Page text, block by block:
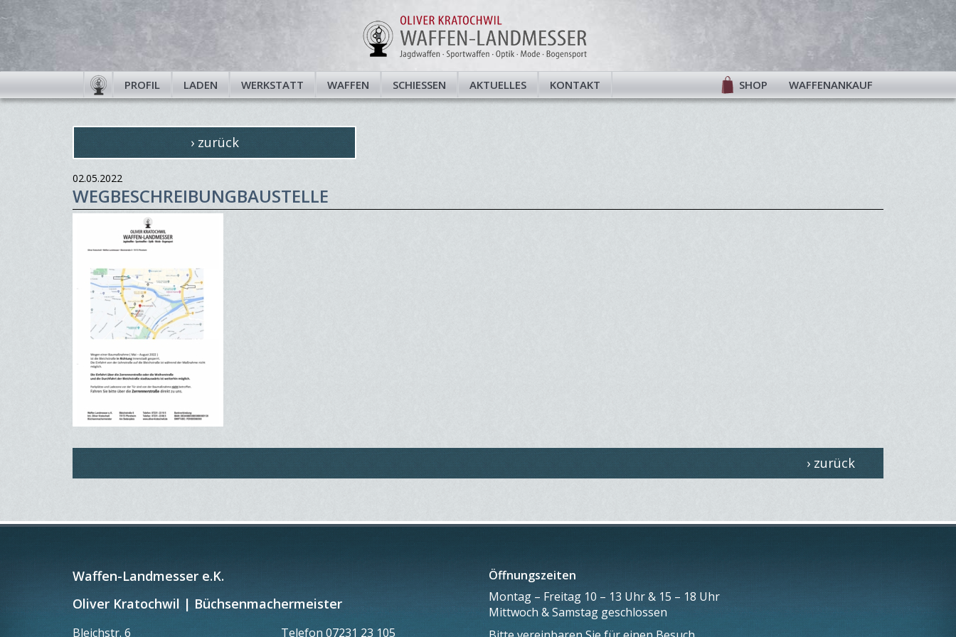
PROFIL LADEN WERKSTATT WAFFEN SCHIESSEN AKTUELLES KONTAKT SHOP WAFFENANKAUF
› zurück
02.05.2022
WEGBESCHREIBUNGBAUSTELLE
› zurück
Waffen-Landmesser e.K.
Oliver Kratochwil | Büchsenmachermeister
Bleichstr. 6 Telefon 07231 23 105
Öffnungszeiten
Montag – Freitag 10 – 13 Uhr & 15 – 18 Uhr
Mittwoch & Samstag geschlossen